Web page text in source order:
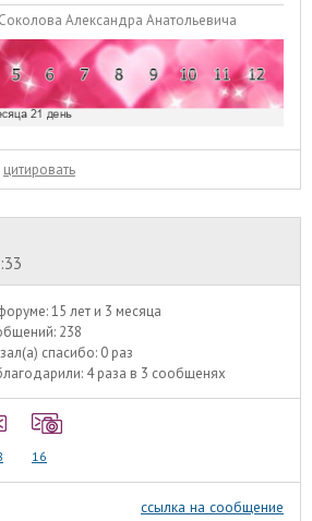
Александра Анатольевича
цитировать
15 лет и 3 месяца
238
спасибо: 0 раз
4 раза в 3 сообщенях
16
ссылка на сообщение